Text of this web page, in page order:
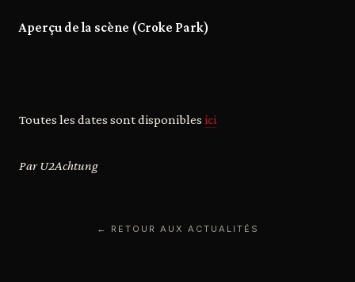
Aperçu de la scène (Croke Park)
Toutes les dates sont disponibles ici
Par U2Achtung
← RETOUR AUX ACTUALITÉS